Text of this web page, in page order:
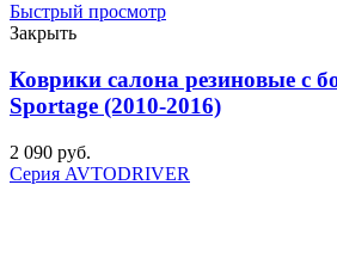
Быстрый просмотр
Закрыть
Коврики салона резиновые с
Sportage (2010-2016)
2 090 руб.
Серия AVTODRIVER